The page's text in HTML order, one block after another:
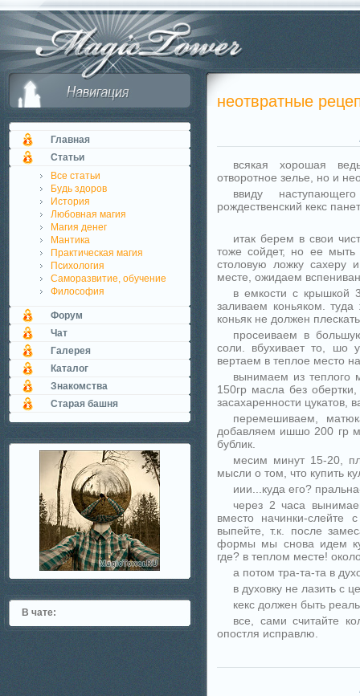
Главная
Статьи
Все статьи
Будь здоров
История
Любовная магия
Магия денег
Мантика
Практическая магия
Психология
Саморазвитие, обучение
Философия
Форум
Чат
Галерея
Каталог
Знакомства
Старая башня
В чате:
неотвратные
всякая хорошая
отворотное зелье, но и
ввиду
рождественский кекс
итак берем в свои
тоже сойдет, но ее
столовую ложку сахеру
месте, ожидаем
в емкости с крышкой
заливаем коньяком.
коньяк не должен
просеиваем в
соли. вбухивает то, шо
вертаем в теплое место
вынимаем из теплого
150гр масла без
засахаренности цукатов,
перемешиваем,
добавляем ишшо 200 гр
бублик.
месим минут 15-20,
мысли о том, что купить
иии...куда его?
через 2 часа
вместо начинки-слейте
выпейте, т.к. после
формы мы снова идем
где? в теплом месте!
а потом тра-та-та в
в духовку не лазить с
кекс должен быть
все, сами считайте
опостля исправлю.